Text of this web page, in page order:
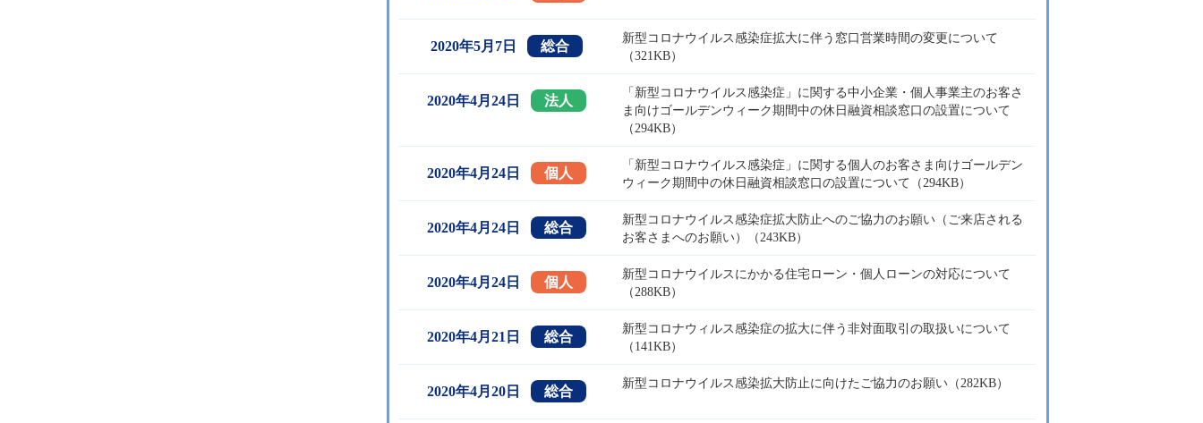
2020年5月7日 総合
新型コロナウイルス感染症拡大に伴う窓口営業時間の変更について
（321KB）
2020年4月24日 法人
「新型コロナウイルス感染症」に関する中小企業・個人事業主のお客さ
ま向けゴールデンウィーク期間中の休日融資相談窓口の設置について
（294KB）
2020年4月24日 個人
「新型コロナウイルス感染症」に関する個人のお客さま向けゴールデン
ウィーク期間中の休日融資相談窓口の設置について（294KB）
2020年4月24日 総合
新型コロナウイルス感染症拡大防止へのご協力のお願い（ご来店される
お客さまへのお願い）（243KB）
2020年4月24日 個人
新型コロナウイルスにかかる住宅ローン・個人ローンの対応について
（288KB）
2020年4月21日 総合
新型コロナウィルス感染症の拡大に伴う非対面取引の取扱いについて
（141KB）
2020年4月20日 総合
新型コロナウイルス感染拡大防止に向けたご協力のお願い（282KB）